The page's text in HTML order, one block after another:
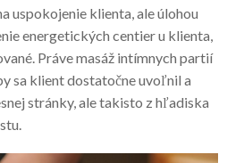
uspokojenie klienta, ale úlohou
energetických centier u klienta,
Práve masáž intímnych partií
sa klient dostatočne uvoľnil a
stránky, ale takisto z hľadiska